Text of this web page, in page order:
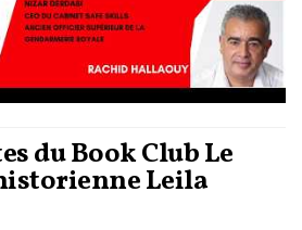
du Book Club Le
Leila